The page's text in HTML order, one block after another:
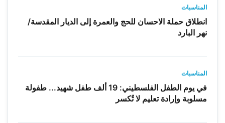
المناسبات
انطلاق حملة الاحسان للحج والعمرة إلى الديار المقدسة/
نهر البارد
المناسبات
في يوم الطفل الفلسطيني: 19 ألف طفل شهيد... طفولة
مسلوبة وإرادة تعليم لا تُكسر